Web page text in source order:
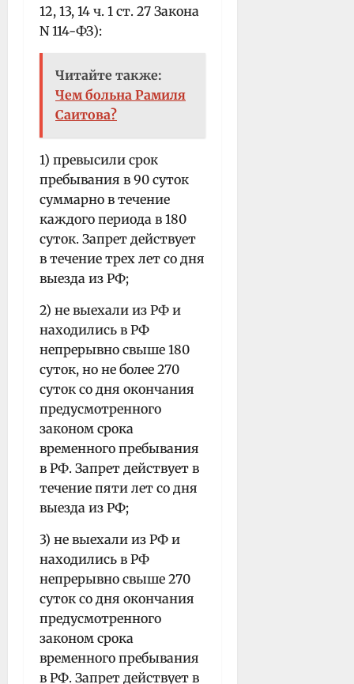
12, 13, 14 ч. 1 ст. 27 Закона
N 114-ФЗ):
Читайте также:
Чем больна Рамиля
Саитова?
1) превысили срок
пребывания в 90 суток
суммарно в течение
каждого периода в 180
суток. Запрет действует
в течение трех лет со дня
выезда из РФ;
2) не выехали из РФ и
находились в РФ
непрерывно свыше 180
суток, но не более 270
суток со дня окончания
предусмотренного
законом срока
временного пребывания
в РФ. Запрет действует в
течение пяти лет со дня
выезда из РФ;
3) не выехали из РФ и
находились в РФ
непрерывно свыше 270
суток со дня окончания
предусмотренного
законом срока
временного пребывания
в РФ. Запрет действует в